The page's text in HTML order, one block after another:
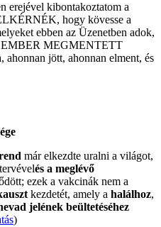
erejével kibontakoztatom a
hogy kövesse a
ebben az Üzenetben adok,
EMBER MEGMENTETT
ahonnan jött, ahonnan elment, és
már elkezdte uralni a világot,
tervévelés a meglévő
ezek a vakcinák nem a
kezdetét, amely a halálhoz,
jelének beültetéséhez
)